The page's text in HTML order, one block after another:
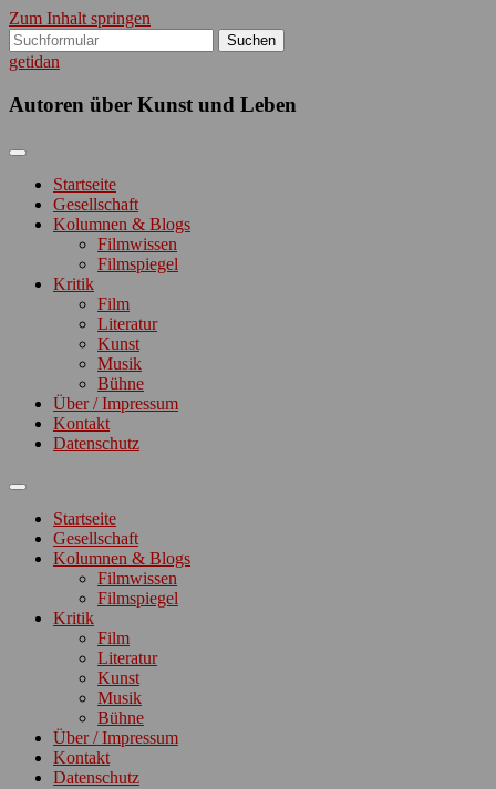
Zum Inhalt springen
Suchen
nach:
getidan
Autoren über Kunst und Leben
Startseite
Gesellschaft
Kolumnen & Blogs
Filmwissen
Filmspiegel
Kritik
Film
Literatur
Kunst
Musik
Bühne
Über / Impressum
Kontakt
Datenschutz
Suchfeld
ein-/ausblenden
Startseite
Gesellschaft
Kolumnen & Blogs
Filmwissen
Filmspiegel
Kritik
Film
Literatur
Kunst
Musik
Bühne
Über / Impressum
Kontakt
Datenschutz